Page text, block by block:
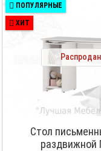
ПОПУЛЯРНЫЕ
ХИТ
Стол
раздвижной